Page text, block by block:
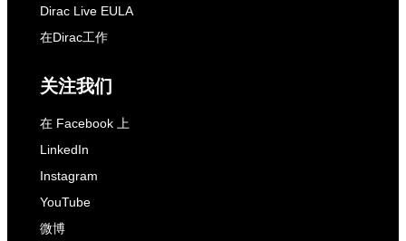
Dirac Live EULA
在Dirac工作
关注我们
在 Facebook 上
LinkedIn
Instagram
YouTube
微博